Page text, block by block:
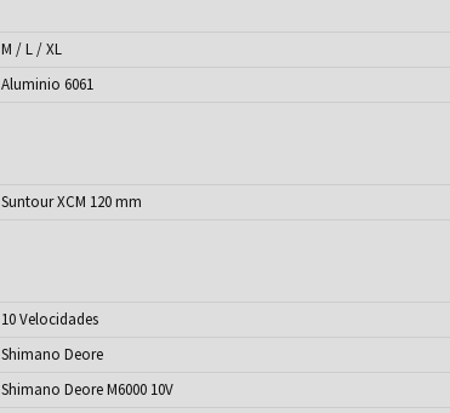
M / L / XL
Aluminio 6061
Suntour XCM 120 mm
10 Velocidades
Shimano Deore
Shimano Deore M6000 10V